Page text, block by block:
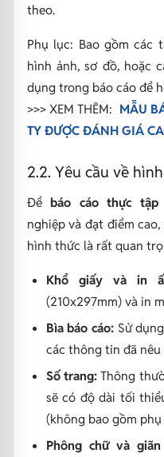
theo.
Phụ lục: Bao gồm các
hình ảnh, sơ đồ, hoặc
dụng trong báo cáo để
>>> XEM THÊM: MẪU
TY ĐƯỢC ĐÁNH GIÁ
2.2. Yêu cầu về
Đểbáo cáo thực tập
nghiệp và đạt điểm
hình thức là rất quan
Khổ giấy và in
(210x297mm) và in
Bìa báo cáo: Sử
các thông tin đã
Số trang: Thông
sẽ có độ dài tối
(không bao gồm phụ
Phông chữ và